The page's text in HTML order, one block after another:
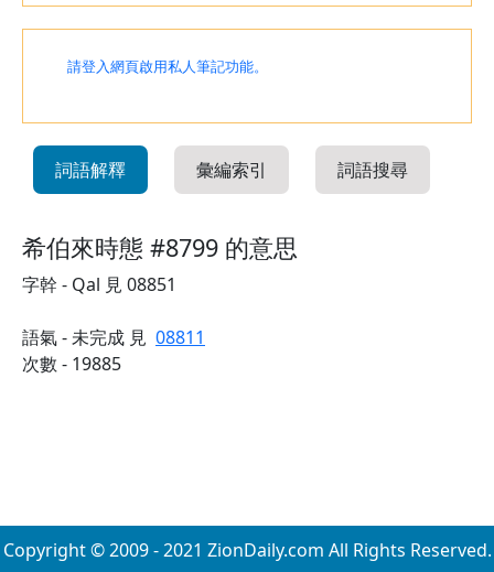
請登入網頁啟用私人筆記功能。
詞語解釋 彙編索引 詞語搜尋
希伯來時態 #8799 的意思
字幹 - Qal 見 08851
語氣 - 未完成 見 08811
次數 - 19885
Copyright © 2009 - 2021 ZionDaily.com All Rights Reserved.